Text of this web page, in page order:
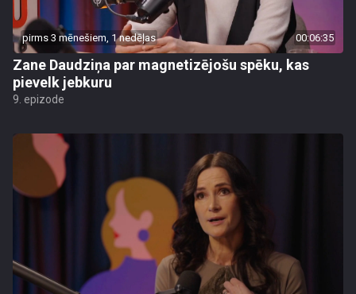
pirms 3 mēnešiem, 1 nedēļas 00:06:35
Zane Daudziņa par magnetizējošu spēku, kas
pievelk jebkuru
9. epizode